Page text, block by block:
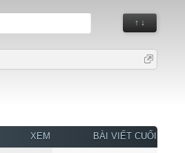
↑ ↓
XEM BÀI VIẾT CUỐI